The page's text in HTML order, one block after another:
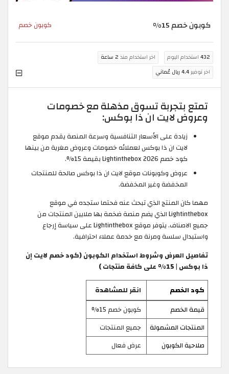
كوبون خصم 15% كوبون خصم
432 استخدام اليوم اخر استخدام منذ 2 ساعة
اخر توفير4.4 ريال عُماني
تمتع بتجربة تسوق مذهلة مع خصومات
وعروض لايت ان ذا بوكس:
زيادة على الأسعار التنافسية وسرعة المنصة يقدم موقع
لايت ان ذا بوكس لعملائه خصومات وعروض مغرية من بينها
كود خصم Lightinthebox 2026 بقيمة 15%.
عروض وكوبونات موقع لايت ان ذا بوكس صالحة للمنتجات
المخفضة وغير المخفضة.
مهما كان المنتج الذي تبحث عنه فحتما ستجده في موقع
Lightinthebox الذي يضم منصة ضخمة بها ملايين المنتجات من
جميع الاصناف. يتوفر موقع Lightinthebox على سياسة إرجاع
واستبدال سلسة ومرنة مع خدمة عملاء احترافية.
تفاصيل العرض وشروط استخدام الكوبون (كود خصم لايت إن
ذا بوكس | 15% على كافة منتجات )
كود الخصم
انقر للمشاهدة
قيمة الخصم
كوبون خصم 15%
المنتجات المشمولة
جميع المنتجات
صلاحية الكوبون
عرض فعال